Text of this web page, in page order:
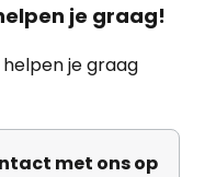
je graag!
je graag
met ons op